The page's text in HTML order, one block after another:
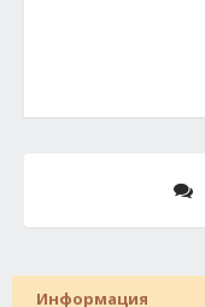
Информация